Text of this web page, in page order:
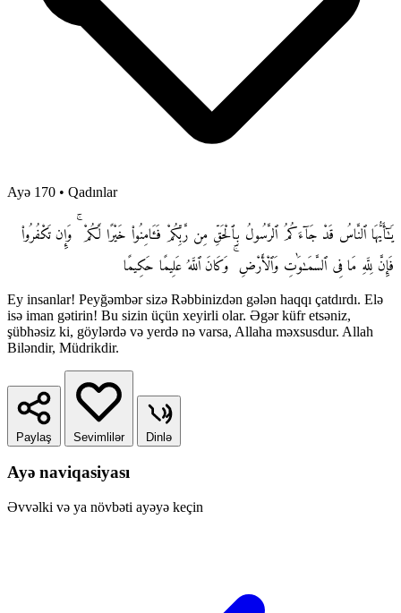
Ayə 170 • Qadınlar
يَـٰٓأَيُّهَا ٱلنَّاسُ قَدْ جَآءَكُمُ ٱلرَّسُولُ بِٱلْحَقِّ مِن رَّبِّكُمْ فَـَٔامِنُوا۟ خَيْرًا لَّكُمْ ۚ وَإِن تَكْفُرُوا۟
فَإِنَّ لِلَّهِ مَا فِى ٱلسَّمَـٰوَٰتِ وَٱلْأَرْضِ ۚ وَكَانَ ٱللَّهُ عَلِيمًا حَكِيمًا
Ey insanlar! Peyğəmbər sizə Rəbbinizdən gələn haqqı çatdırdı. Elə
isə iman gətirin! Bu sizin üçün xeyirli olar. Əgər küfr etsəniz,
şübhəsiz ki, göylərdə və yerdə nə varsa, Allaha məxsusdur. Allah
Biləndir, Müdrikdir.
Paylaş Sevimlilər Dinlə
Ayə naviqasiyası
Əvvəlki və ya növbəti ayəyə keçin